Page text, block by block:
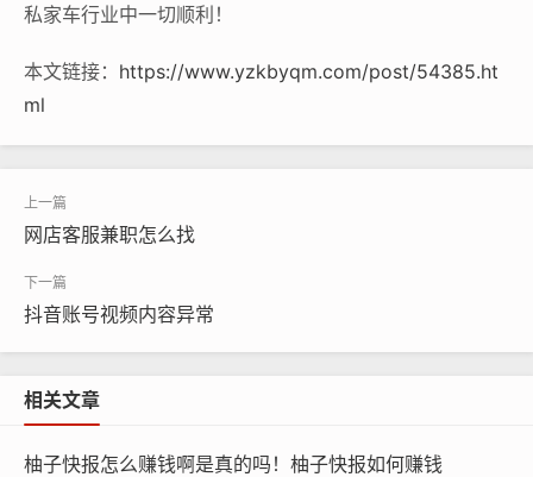
私家车行业中一切顺利！
本文链接： https://www.yzkbyqm.com/post/54385.ht
ml
网店客服兼职怎么找
抖音账号视频内容异常
相关文章
柚子快报怎么赚钱啊是真的吗！柚子快报如何赚钱